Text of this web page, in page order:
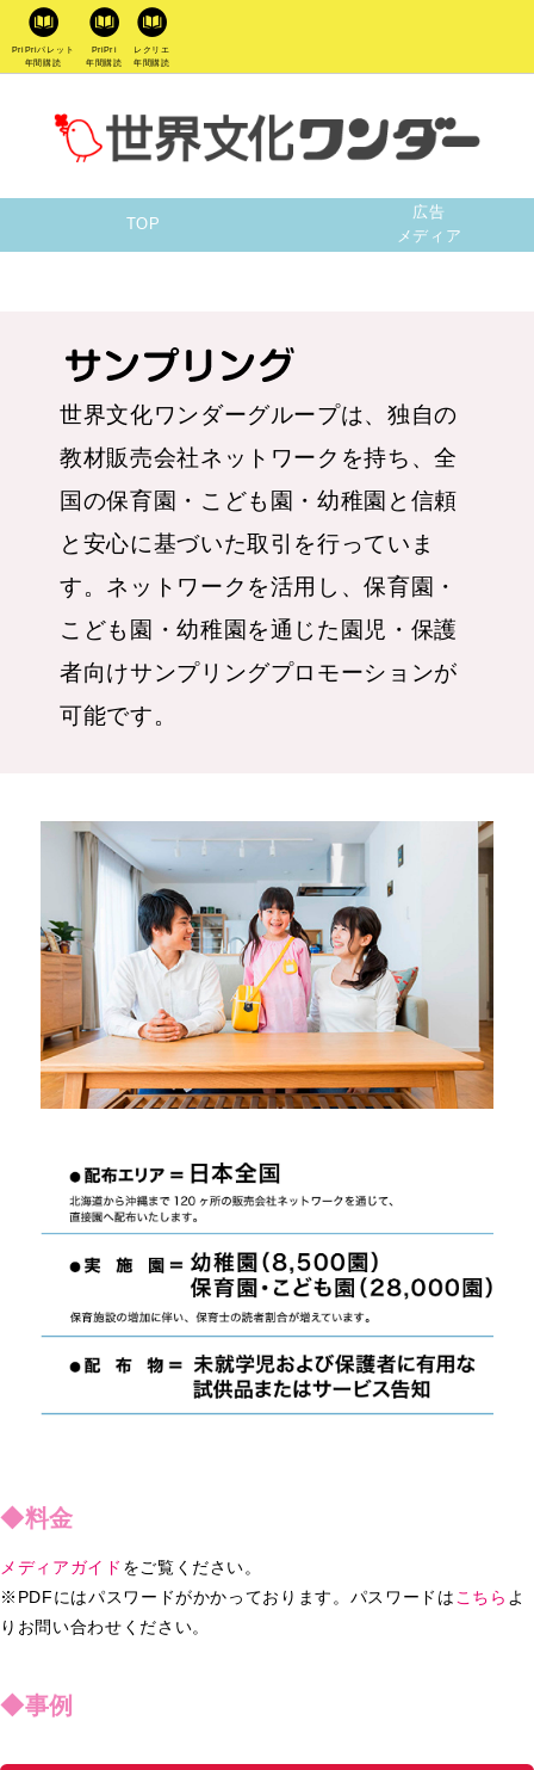
PriPriパレット
年間購読
PriPri
年間購読
レクリエ
年間購読
TOP
広告
メディア
世界文化ワンダーグループは、独自の
教材販売会社ネットワークを持ち、全
国の保育園・こども園・幼稚園と信頼
と安心に基づいた取引を行っていま
す。ネットワークを活用し、保育園・
こども園・幼稚園を通じた園児・保護
者向けサンプリングプロモーションが
可能です。
◆料金
メディアガイド をご覧ください。
※PDFにはパスワードがかかっております。パスワードは こちら よ
りお問い合わせください。
◆事例